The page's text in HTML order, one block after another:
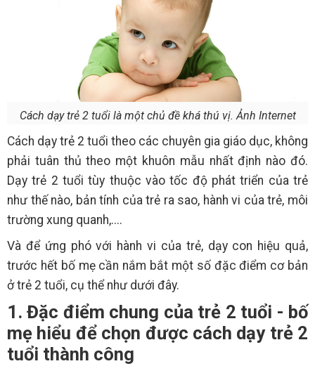
Cách dạy trẻ 2 tuổi là một chủ đề khá thú vị. Ảnh Internet
Cách dạy trẻ 2 tuổi theo các chuyên gia giáo dục, không
phải tuân thủ theo một khuôn mẫu nhất định nào đó.
Dạy trẻ 2 tuổi tùy thuộc vào tốc độ phát triển của trẻ
như thế nào, bản tính của trẻ ra sao, hành vi của trẻ, môi
trường xung quanh,....
Và để ứng phó với hành vi của trẻ, dạy con hiệu quả,
trước hết bố mẹ cần nắm bắt một số đặc điểm cơ bản
ở trẻ 2 tuổi, cụ thể như dưới đây.
1. Đặc điểm chung của trẻ 2 tuổi - bố
mẹ hiểu để chọn được cách dạy trẻ 2
tuổi thành công